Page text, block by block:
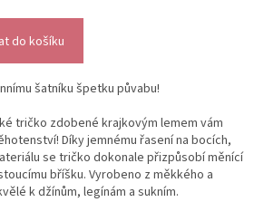
do košíku
šatníku špetku půvabu!
tričko zdobené krajkovým lemem vám
Díky jemnému řasení na bocích,
se tričko dokonale přizpůsobí měnící
bříšku. Vyrobeno z měkkého a
k džínům, legínám a sukním.